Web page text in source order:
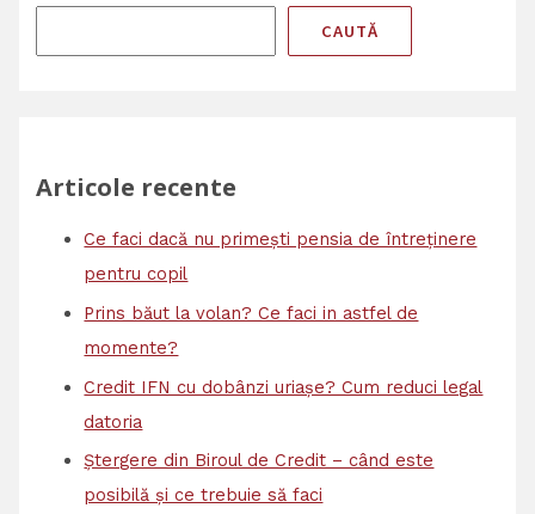
CAUTĂ
Articole recente
Ce faci dacă nu primești pensia de întreținere
pentru copil
Prins băut la volan? Ce faci in astfel de
momente?
Credit IFN cu dobânzi uriașe? Cum reduci legal
datoria
Ștergere din Biroul de Credit – când este
posibilă și ce trebuie să faci